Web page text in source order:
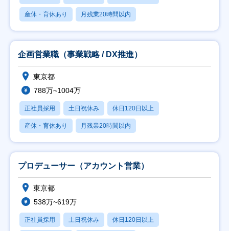
産休・育休あり 月残業20時間以内
企画営業職（事業戦略 / DX推進）
東京都
788万~1004万
正社員採用 土日祝休み 休日120日以上
産休・育休あり 月残業20時間以内
プロデューサー（アカウント営業）
東京都
538万~619万
正社員採用 土日祝休み 休日120日以上